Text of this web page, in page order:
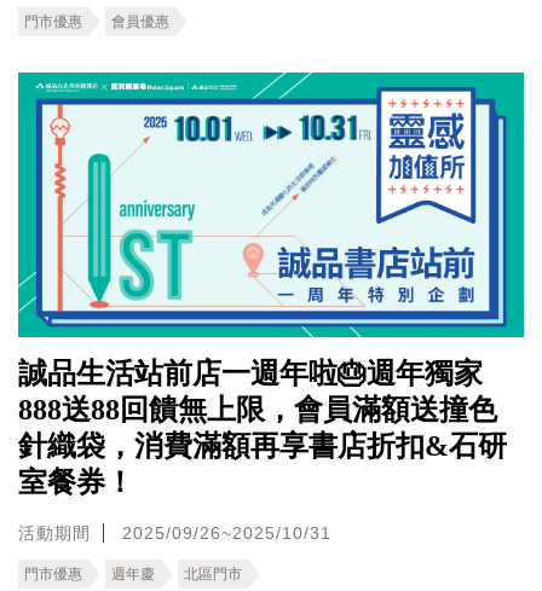
門市優惠 會員優惠
誠品生活站前店一週年啦🎂週年獨家
888送88回饋無上限，會員滿額送撞色
針織袋，消費滿額再享書店折扣&石研
室餐券！
活動期間 2025/09/26~2025/10/31
門市優惠 週年慶 北區門市